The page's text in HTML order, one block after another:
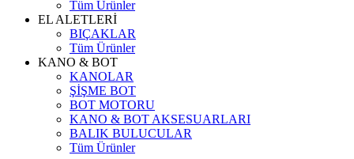
Tüm Ürünler
EL ALETLERİ
BIÇAKLAR
Tüm Ürünler
KANO & BOT
KANOLAR
ŞİŞME BOT
BOT MOTORU
KANO & BOT AKSESUARLARI
BALIK BULUCULAR
Tüm Ürünler